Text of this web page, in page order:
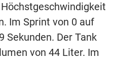
Im Sprint von 0 auf
Sekunden. Der Tank
von 44 Liter. Im